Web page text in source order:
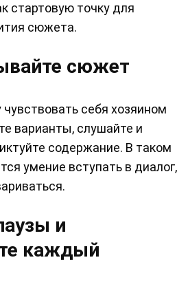
стартовую точку для
сюжета.
сюжет
чувствовать себя хозяином
варианты, слушайте и
содержание. В таком
умение вступать в диалог,
и
каждый